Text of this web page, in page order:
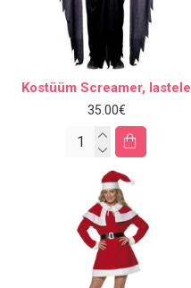
Kostüüm Screamer, lastele
35.00€